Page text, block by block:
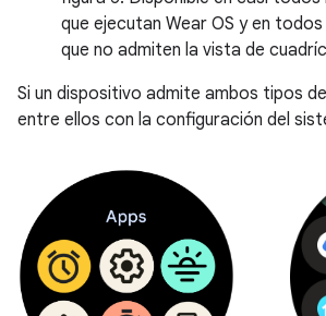
que ejecutan Wear OS y en
que no admiten la vista de
Si un dispositivo admite ambos tipos
entre ellos con la configuración del